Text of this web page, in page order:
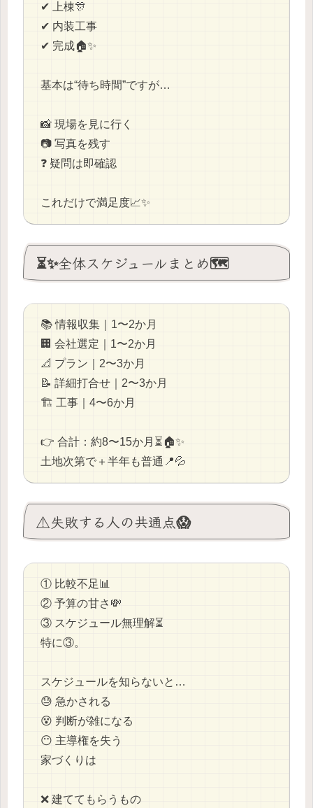
✔ 上棟🎊
✔ 内装工事
✔ 完成🏠✨
基本は“待ち時間”ですが…
📸 現場を見に行く
📷 写真を残す
❓ 疑問は即確認
これだけで満足度📈✨
⏳✨全体スケジュールまとめ🗺️
📚 情報収集｜1〜2か月
🏢 会社選定｜1〜2か月
📐 プラン｜2〜3か月
📝 詳細打合せ｜2〜3か月
🏗️ 工事｜4〜6か月
👉 合計：約8〜15か月⏳🏠✨
土地次第で＋半年も普通📍💦
⚠️失敗する人の共通点😱
① 比較不足📊
② 予算の甘さ💸
③ スケジュール無理解⏳
特に③。
スケジュールを知らないと…
😓 急かされる
😵 判断が雑になる
😶 主導権を失う
家づくりは
❌ 建ててもらうもの